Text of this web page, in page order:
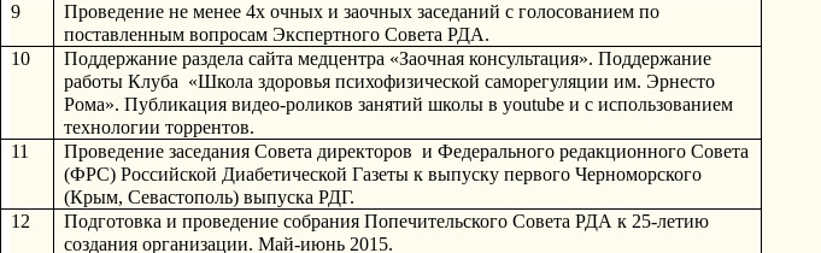
9
Проведение не менее 4х очных и заочных заседаний с голосованием по
поставленным вопросам Экспертного Совета РДА.
10
Поддержание раздела сайта медцентра «Заочная консультация». Поддержание
работы Клуба  «Школа здоровья психофизической саморегуляции им. Эрнесто
Рома». Публикация видео-роликов занятий школы в youtube и с использованием
технологии торрентов.
11
Проведение заседания Совета директоров  и Федерального редакционного Совета
(ФРС) Российской Диабетической Газеты к выпуску первого Черноморского
(Крым, Севастополь) выпуска РДГ.
12
Подготовка и проведение собрания Попечительского Совета РДА к 25-летию
создания организации. Май-июнь 2015.